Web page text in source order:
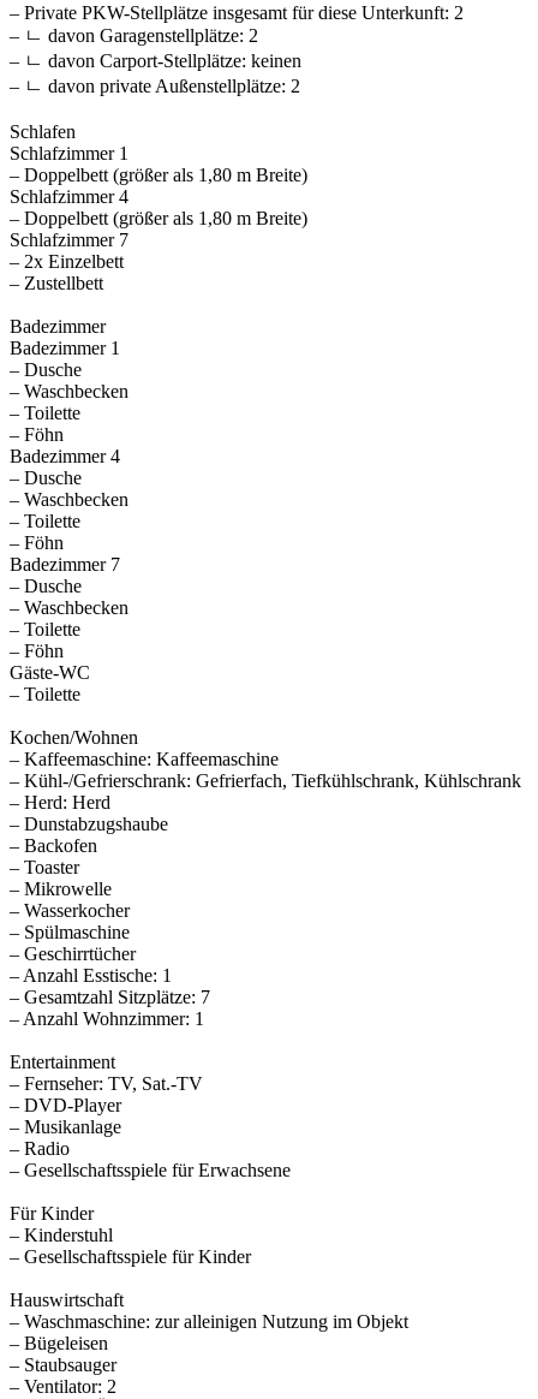
– Private PKW-Stellplätze insgesamt für diese Unterkunft: 2
– ㄴ davon Garagenstellplätze: 2
– ㄴ davon Carport-Stellplätze: keinen
– ㄴ davon private Außen­stellplätze: 2
Schlafen
Schlafzimmer 1
– Doppelbett (größer als 1,80 m Breite)
Schlafzimmer 4
– Doppelbett (größer als 1,80 m Breite)
Schlafzimmer 7
– 2x Einzelbett
– Zustellbett
Badezimmer
Badezimmer 1
– Dusche
– Waschbecken
– Toilette
– Föhn
Badezimmer 4
– Dusche
– Waschbecken
– Toilette
– Föhn
Badezimmer 7
– Dusche
– Waschbecken
– Toilette
– Föhn
Gäste-WC
– Toilette
Kochen/Wohnen
– Kaffeemaschine: Kaffeemaschine
– Kühl-/Gefrierschrank: Gefrierfach, Tiefkühlschrank, Kühlschrank
– Herd: Herd
– Dunstabzugshaube
– Backofen
– Toaster
– Mikrowelle
– Wasserkocher
– Spülmaschine
– Geschirrtücher
– Anzahl Esstische: 1
– Gesamtzahl Sitzplätze: 7
– Anzahl Wohnzimmer: 1
Entertainment
– Fernseher: TV, Sat.-TV
– DVD-Player
– Musikanlage
– Radio
– Gesellschaftsspiele für Erwachsene
Für Kinder
– Kinderstuhl
– Gesellschaftsspiele für Kinder
Hauswirtschaft
– Waschmaschine: zur alleinigen Nutzung im Objekt
– Bügeleisen
– Staubsauger
– Ventilator: 2